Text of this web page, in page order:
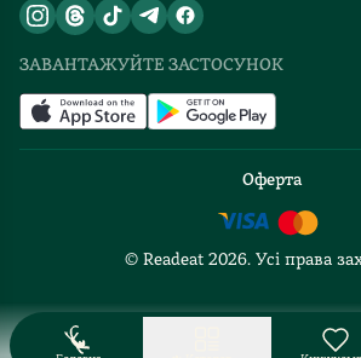
ЗАВАНТАЖУЙТЕ ЗАСТОСУНОК
Оферта
© Readeat 2026. Усі права